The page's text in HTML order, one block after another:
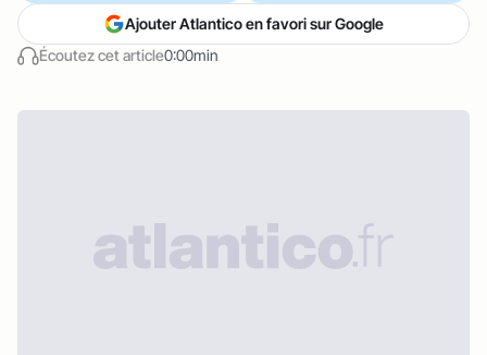
Écoutez cet article0:00min
Ajouter Atlantico en favori sur Google